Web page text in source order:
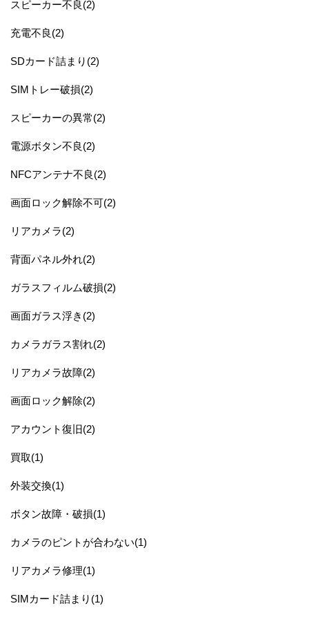
スピーカー不良(2)
充電不良(2)
SDカード詰まり(2)
SIMトレー破損(2)
スピーカーの異常(2)
電源ボタン不良(2)
NFCアンテナ不良(2)
画面ロック解除不可(2)
リアカメラ(2)
背面パネル外れ(2)
ガラスフィルム破損(2)
画面ガラス浮き(2)
カメラガラス割れ(2)
リアカメラ故障(2)
画面ロック解除(2)
アカウント復旧(2)
買取(1)
外装交換(1)
ボタン故障・破損(1)
カメラのピントが合わない(1)
リアカメラ修理(1)
SIMカード詰まり(1)